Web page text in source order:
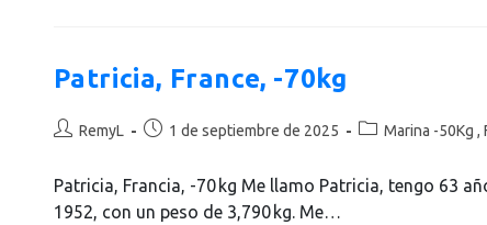
Patricia, France, -70kg
RemyL 1 de septiembre de 2025 Marina -50Kg ,
Patricia, Francia, -70 kg Me llamo Patricia, tengo 63
1952, con un peso de 3,790 kg. Me…